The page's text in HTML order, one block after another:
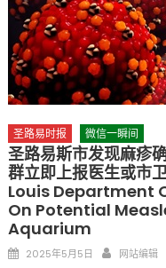
圣路易时报 微信一瞬间
圣路易斯市发现麻疹
群立即上报医生或市
Louis Department
On Potential
Aquarium
Posted
2025年5月5日 Author
网站编辑